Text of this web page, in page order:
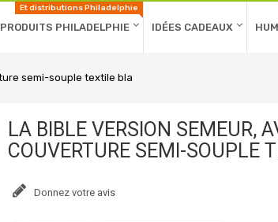
PRODUITS PHILADELPHIE
Et distributions Philadelphie
IDÉES CADEAUX
semi-souple textile bla
LA BIBLE VERSION SEMEUR,
COUVERTURE SEMI-SOUPLE
Donnez votre avis